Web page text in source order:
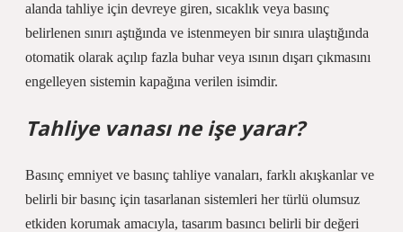
alanda tahliye için devreye giren, sıcaklık veya basınç
belirlenen sınırı aştığında ve istenmeyen bir sınıra ulaştığında
otomatik olarak açılıp fazla buhar veya ısının dışarı çıkmasını
engelleyen sistemin kapağına verilen isimdir.
Tahliye vanası ne işe yarar?
Basınç emniyet ve basınç tahliye vanaları, farklı akışkanlar ve
belirli bir basınç için tasarlanan sistemleri her türlü olumsuz
etkiden korumak amacıyla, tasarım basıncı belirli bir değeri